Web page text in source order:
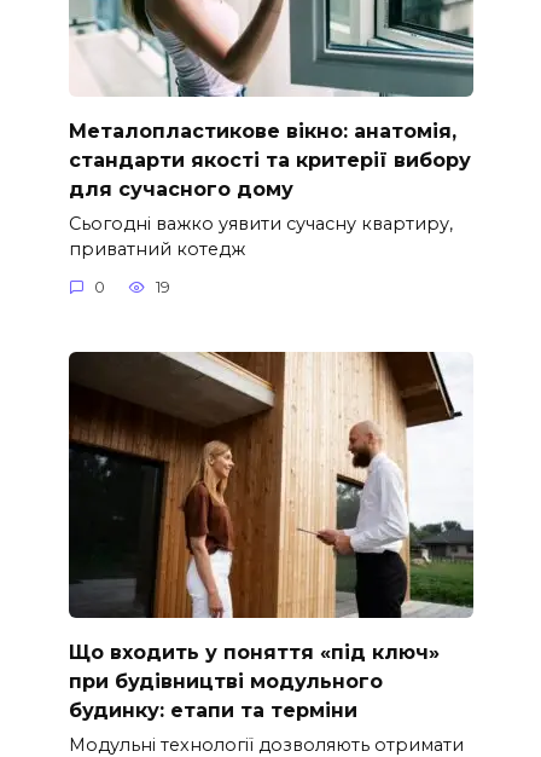
Металопластикове вікно: анатомія,
стандарти якості та критерії вибору
для сучасного дому
Сьогодні важко уявити сучасну квартиру,
приватний котедж
0 19
Що входить у поняття «під ключ»
при будівництві модульного
будинку: етапи та терміни
Модульні технології дозволяють отримати